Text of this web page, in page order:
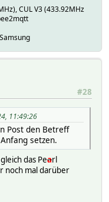
CUL V3 (433.92MHz
#28
11:49:26
Post den Betreff
setzen.
das Pearl
noch mal darüber